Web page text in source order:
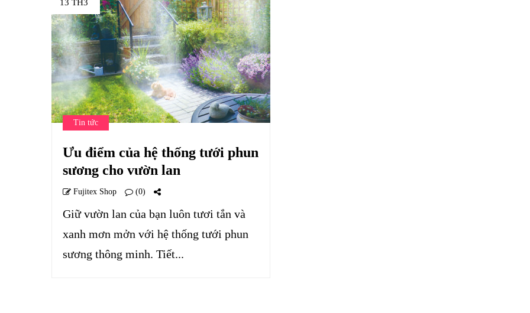
13 TH3
Tin tức
Ưu điểm của hệ thống tưới phun
sương cho vườn lan
Fujitex Shop (0)
Giữ vườn lan của bạn luôn tươi tắn và
xanh mơn mởn với hệ thống tưới phun
sương thông minh. Tiết...